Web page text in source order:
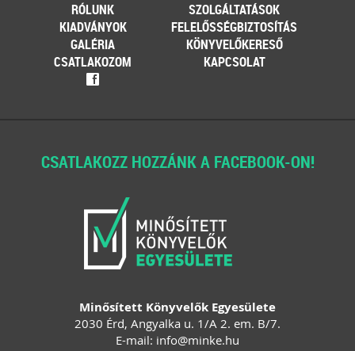
RÓLUNK
SZOLGÁLTATÁSOK
KIADVÁNYOK
FELELŐSSÉGBIZTOSÍTÁS
GALÉRIA
KÖNYVELŐKERESŐ
CSATLAKOZOM
KAPCSOLAT
f
CSATLAKOZZ HOZZÁNK A FACEBOOK-ON!
Minősített Könyvelők Egyesülete
2030 Érd, Angyalka u. 1/A 2. em. B/7.
E-mail: info@minke.hu